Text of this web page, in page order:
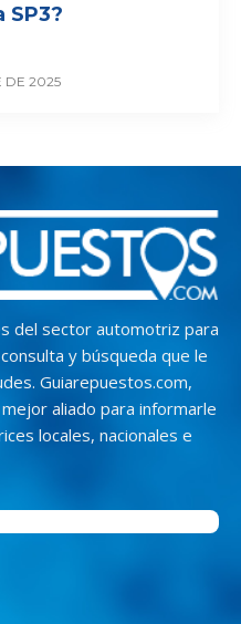
SP3?
DE 2025
del sector automotriz para
y búsqueda que le
Guiarepuestos.com,
aliado para informarle
locales, nacionales e